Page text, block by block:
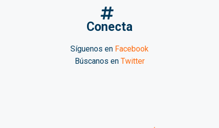
Conecta
Síguenos en Facebook
Búscanos en Twitter